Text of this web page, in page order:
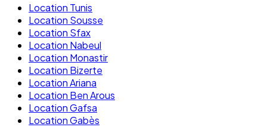
Location Tunis
Location Sousse
Location Sfax
Location Nabeul
Location Monastir
Location Bizerte
Location Ariana
Location Ben Arous
Location Gafsa
Location Gabès